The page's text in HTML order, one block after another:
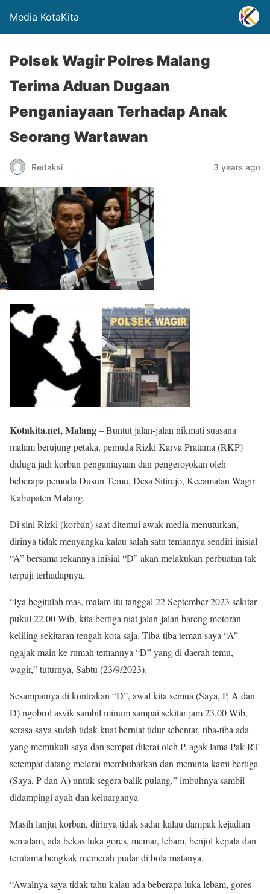
Media KotaKita
Polsek Wagir Polres Malang
Terima Aduan Dugaan
Penganiayaan Terhadap Anak
Seorang Wartawan
Redaksi 3 years ago
Kotakita.net, Malang– Buntut jalan-jalan nikmati suasana
malam berujung petaka, pemuda Rizki Karya Pratama (RKP)
diduga jadi korban penganiayaan dan pengeroyokan oleh
beberapa pemuda Dusun Temu, Desa Sitirejo, Kecamatan Wagir
Kabupaten Malang.
Di sini Rizki (korban) saat ditemui awak media menuturkan,
dirinya tidak menyangka kalau salah satu temannya sendiri inisial
“A” bersama rekannya inisial “D” akan melakukan perbuatan tak
terpuji terhadapnya.
“Iya begitulah mas, malam itu tanggal 22 September 2023 sekitar
pukul 22.00 Wib, kita bertiga niat jalan-jalan bareng motoran
keliling sekitaran tengah kota saja. Tiba-tiba teman saya “A”
ngajak main ke rumah temannya “D” yang di daerah temu,
wagir,” tuturnya, Sabtu (23/9/2023).
Sesampainya di kontrakan “D”, awal kita semua (Saya, P, A dan
D) ngobrol asyik sambil minum sampai sekitar jam 23.00 Wib,
serasa saya sudah tidak kuat berniat tidur sebentar, tiba-tiba ada
yang memukuli saya dan sempat dilerai oleh P, agak lama Pak RT
setempat datang melerai membubarkan dan meminta kami bertiga
(Saya, P dan A) untuk segera balik pulang,” imbuhnya sambil
didampingi ayah dan keluarganya
Masih lanjut korban, dirinya tidak sadar kalau dampak kejadian
semalam, ada bekas luka gores, memar, lebam, benjol kepala dan
terutama bengkak memerah pudar di bola matanya.
“Awalnya saya tidak tahu kalau ada beberapa luka lebam, gores